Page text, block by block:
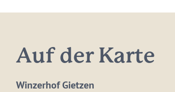
Auf der Karte
Winzerhof Gietzen